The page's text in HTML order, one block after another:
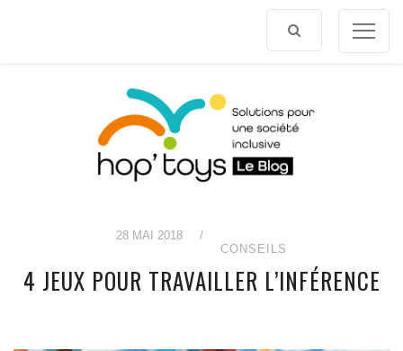
28 MAI 2018
/
CONSEILS
4 JEUX POUR TRAVAILLER L’INFÉRENCE